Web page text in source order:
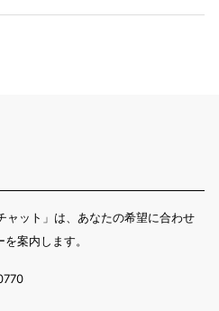
ャット」は、あなたの希望に合わせ
案内します。